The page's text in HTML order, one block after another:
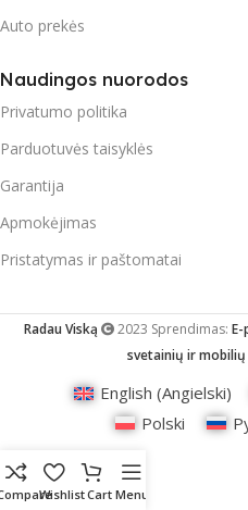
Auto prekės
Naudingos nuorodos
Privatumo politika
Parduotuvės taisyklės
Garantija
Apmokėjimas
Pristatymas ir paštomatai
Radau Viską 2023 Sprendimas:
svetainių ir
WishlistCart Menu
English (Angielski)
Polski